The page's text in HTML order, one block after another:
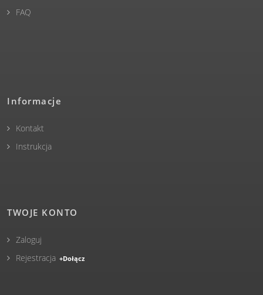
FAQ
Informacje
Kontakt
Instrukcja
TWOJE KONTO
Zaloguj
Rejestracja +Dołącz